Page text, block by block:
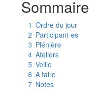
Sommaire
1 Ordre du jour
2 Participant-es
3 Plénière
4 Ateliers
5 Veille
6 A faire
7 Notes